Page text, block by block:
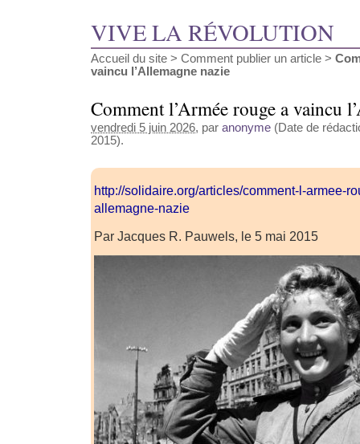
VIVE LA RÉVOLUTION
Accueil du site > Comment publier un article >
vaincu l’Allemagne nazie
Comment l’Armée rouge a vaincu
vendredi 5 juin 2026, par anonyme (Date de
2015).
http://solidaire.org/articles/comment-l-armee-
allemagne-nazie
Par Jacques R. Pauwels, le 5 mai 2015